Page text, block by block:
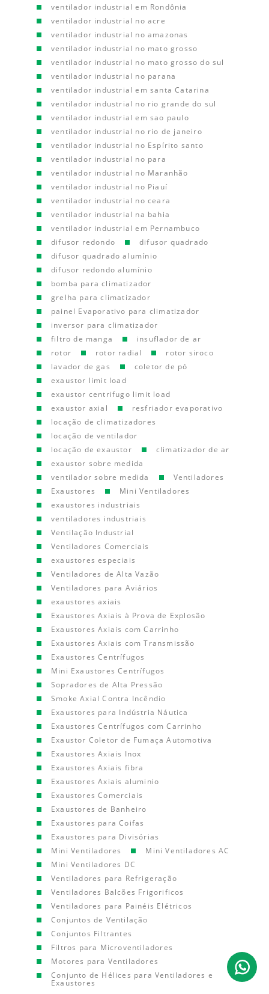
ventilador industrial em Rondônia
ventilador industrial no acre
ventilador industrial no amazonas
ventilador industrial no mato grosso
ventilador industrial no mato grosso do sul
ventilador industrial no parana
ventilador industrial em santa Catarina
ventilador industrial no rio grande do sul
ventilador industrial em sao paulo
ventilador industrial no rio de janeiro
ventilador industrial no Espírito santo
ventilador industrial no para
ventilador industrial no Maranhão
ventilador industrial no Piauí
ventilador industrial no ceara
ventilador industrial na bahia
ventilador industrial em Pernambuco
difusor redondo
difusor quadrado
difusor quadrado alumínio
difusor redondo alumínio
bomba para climatizador
grelha para climatizador
painel Evaporativo para climatizador
inversor para climatizador
filtro de manga
insuflador de ar
rotor
rotor radial
rotor siroco
lavador de gas
coletor de pó
exaustor limit load
exaustor centrifugo limit load
exaustor axial
resfriador evaporativo
locação de climatizadores
locação de ventilador
locação de exaustor
climatizador de ar
exaustor sobre medida
ventilador sobre medida
Ventiladores
Exaustores
Mini Ventiladores
exaustores industriais
ventiladores industriais
Ventilação Industrial
Ventiladores Comerciais
exaustores especiais
Ventiladores de Alta Vazão
Ventiladores para Aviários
exaustores axiais
Exaustores Axiais à Prova de Explosão
Exaustores Axiais com Carrinho
Exaustores Axiais com Transmissão
Exaustores Centrífugos
Mini Exaustores Centrífugos
Sopradores de Alta Pressão
Smoke Axial Contra Incêndio
Exaustores para Indústria Náutica
Exaustores Centrífugos com Carrinho
Exaustor Coletor de Fumaça Automotiva
Exaustores Axiais Inox
Exaustores Axiais fibra
Exaustores Axiais aluminio
Exaustores Comerciais
Exaustores de Banheiro
Exaustores para Coifas
Exaustores para Divisórias
Mini Ventiladores
Mini Ventiladores AC
Mini Ventiladores DC
Ventiladores para Refrigeração
Ventiladores Balcões Frigorificos
Ventiladores para Painéis Elétricos
Conjuntos de Ventilação
Conjuntos Filtrantes
Filtros para Microventiladores
Motores para Ventiladores
Conjunto de Hélices para Ventiladores e
Exaustores